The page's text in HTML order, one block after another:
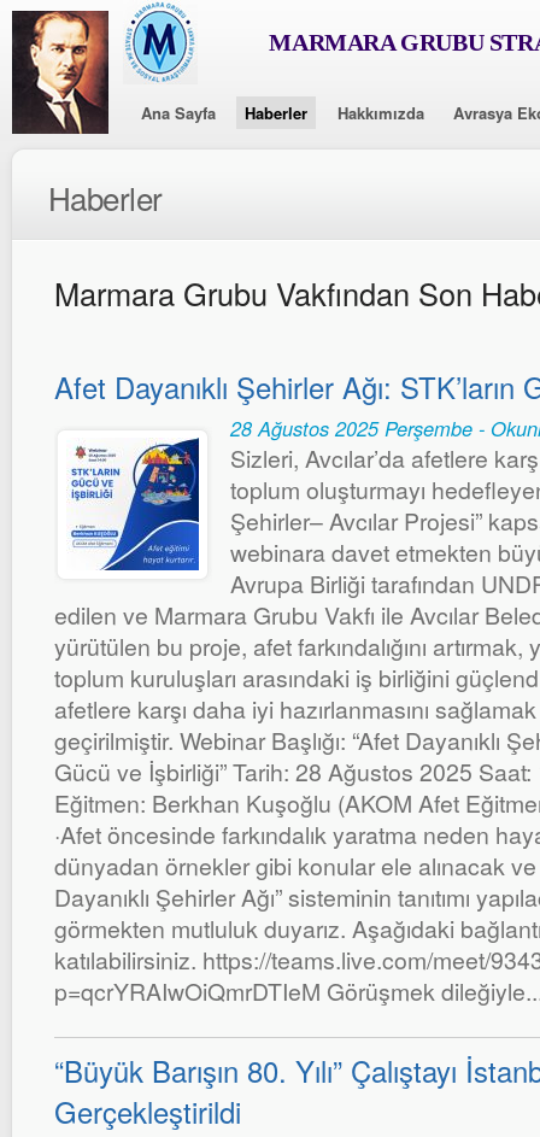
MARMARA GRUBU
Ana Sayfa Haberler Hakkımızda Avrasya
Haberler
Marmara Grubu Vakfından Son
Afet Dayanıklı Şehirler Ağı:
28 Ağustos 2025 Perşembe -
Sizleri, Avcılar’da afetlere
toplum oluşturmayı
Şehirler– Avcılar Projesi”
webinara davet etmekten
Avrupa Birliği tarafından
edilen ve Marmara Grubu Vakfı ile Avcılar
yürütülen bu proje, afet farkındalığını
toplum kuruluşları arasındaki iş birliğini
afetlere karşı daha iyi hazırlanmasını
geçirilmiştir. Webinar Başlığı: “Afet Dayanıklı
Gücü ve İşbirliği” Tarih: 28 Ağustos 2025
Eğitmen: Berkhan Kuşoğlu (AKOM Afet
·Afet öncesinde farkındalık yaratma neden
dünyadan örnekler gibi konular ele alınacak ve
Dayanıklı Şehirler Ağı” sisteminin tanıtımı
görmekten mutluluk duyarız. Aşağıdaki
katılabilirsiniz. https://teams.live.com/meet/
p=qcrYRAIwOiQmrDTIeM Görüşmek
“Büyük Barışın 80. Yılı” Çalıştayı
Gerçekleştirildi